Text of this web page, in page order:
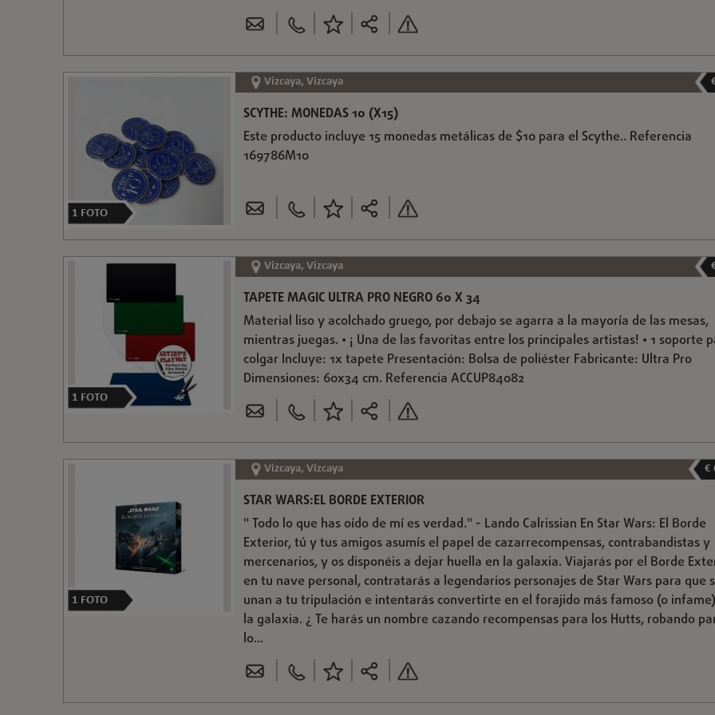
Vizcaya, Vizcaya
SCYTHE: MONEDAS 10 (X15)
Este producto incluye 15 monedas metálicas de $10 para el Scythe.. Referencia
169786M10
1 FOTO
Vizcaya, Vizcaya
TAPETE MAGIC ULTRA PRO NEGRO 60 X 34
Material liso y acolchado gruego, por debajo se agarra a la mayoría de las mesas,
mientras juegas. • ¡ Una de las favoritas entre los principales artistas! • 1 soporte
colgar Incluye: 1x tapete Presentación: Bolsa de poliéster Fabricante: Ultra Pro
Dimensiones: 60x34 cm. Referencia ACCUP84082
1 FOTO
Vizcaya, Vizcaya €
STAR WARS:EL BORDE EXTERIOR
" Todo lo que has oído de mí es verdad." - Lando Calrissian En Star Wars: El Borde
Exterior, tú y tus amigos asumís el papel de cazarrecompensas, contrabandistas y
mercenarios, y os disponéis a dejar huella en la galaxia. Viajarás por el Borde
en tu nave personal, contratarás a legendarios personajes de Star Wars para que
unan a tu tripulación e intentarás convertirte en el forajido más famoso (o
la galaxia. ¿ Te harás un nombre cazando recompensas para los Hutts, robando
lo...
1 FOTO